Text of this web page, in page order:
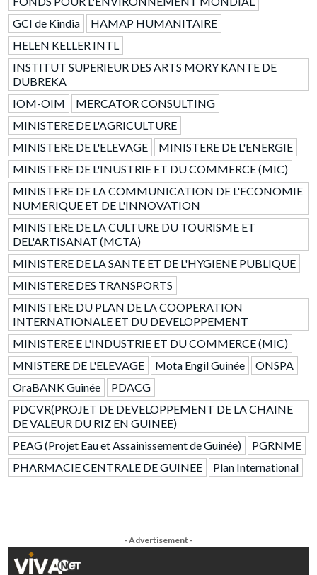
GCI de Kindia
HAMAP HUMANITAIRE
HELEN KELLER INTL
INSTITUT SUPERIEUR DES ARTS MORY KANTE DE
DUBREKA
IOM-OIM
MERCATOR CONSULTING
MINISTERE DE L'AGRICULTURE
MINISTERE DE L'ELEVAGE
MINISTERE DE L'ENERGIE
MINISTERE DE L'INUSTRIE ET DU COMMERCE (MIC)
MINISTERE DE LA COMMUNICATION DE L'ECONOMIE
NUMERIQUE ET DE L'INNOVATION
MINISTERE DE LA CULTURE DU TOURISME ET
DEL'ARTISANAT (MCTA)
MINISTERE DE LA SANTE ET DE L'HYGIENE PUBLIQUE
MINISTERE DES TRANSPORTS
MINISTERE DU PLAN DE LA COOPERATION
INTERNATIONALE ET DU DEVELOPPEMENT
MINISTERE E L'INDUSTRIE ET DU COMMERCE (MIC)
MNISTERE DE L'ELEVAGE
Mota Engil Guinée
ONSPA
OraBANK Guinée
PDACG
PDCVR(PROJET DE DEVELOPPEMENT DE LA CHAINE
DE VALEUR DU RIZ EN GUINEE)
PEAG (Projet Eau et Assainissement de Guinée)
PGRNME
PHARMACIE CENTRALE DE GUINEE
Plan International
- Advertisement -